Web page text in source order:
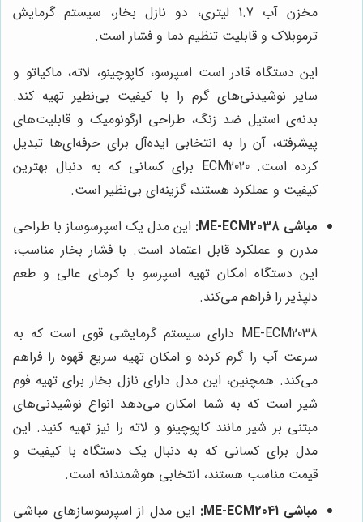
مخزن آب 1.7 لیتری، دو نازل بخار، سیستم گرمایش
ترموبلاک و قابلیت تنظیم دما و فشار است.
این دستگاه قادر است اسپرسو، کاپوچینو، لاته، ماکیاتو و
سایر نوشیدنی‌های گرم را با کیفیت بی‌نظیر تهیه کند.
بدنه‌ی استیل ضد زنگ، طراحی ارگونومیک و قابلیت‌های
پیشرفته، آن را به انتخابی ایده‌آل برای حرفه‌ای‌ها تبدیل
کرده است. ECM2020 برای کسانی که به دنبال بهترین
کیفیت و عملکرد هستند، گزینه‌ای بی‌نظیر است.
مباشی ME-ECM2038:
این مدل یک اسپرسوساز با طراحی
مدرن و عملکرد قابل اعتماد است. با فشار بخار مناسب،
این دستگاه امکان تهیه اسپرسو با کرمای عالی و طعم
دلپذیر را فراهم می‌کند.
ME-ECM2038 دارای سیستم گرمایشی قوی است که به
سرعت آب را گرم کرده و امکان تهیه سریع قهوه را فراهم
می‌کند. همچنین، این مدل دارای نازل بخار برای تهیه فوم
شیر است که به شما امکان می‌دهد انواع نوشیدنی‌های
مبتنی بر شیر مانند کاپوچینو و لاته را نیز تهیه کنید. این
مدل برای کسانی که به دنبال یک دستگاه با کیفیت و
قیمت مناسب هستند، انتخابی هوشمندانه است.
مباشی ME-ECM2041:
این مدل از اسپرسوسازهای مباشی